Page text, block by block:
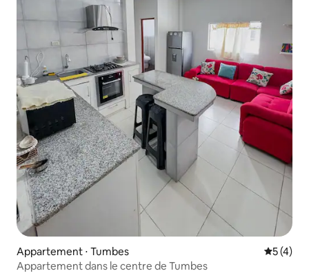
Appartement ⋅ Tumbes
5 (4)
Appartement dans le centre de Tumbes